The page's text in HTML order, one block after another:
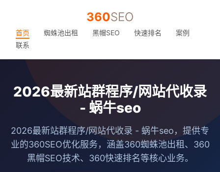
360SEO
首页 蜘蛛池出租 黑帽SEO 快速排名
案例
联系
2026最新站群程序/网站代收录
- 蜗牛seo
2026最新站群程序/网站代收录 - 蜗牛seo，提供专
业的360SEO优化服务，涵盖360蜘蛛池出租、360
黑帽SEO技术、360快速排名等核心业务。